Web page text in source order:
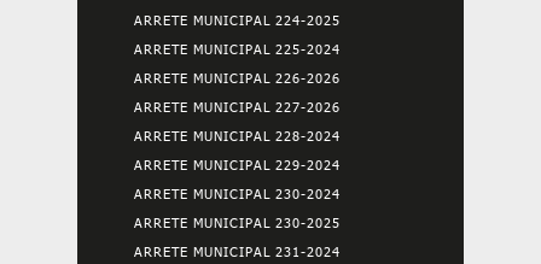
ARRETE MUNICIPAL 224-2025
ARRETE MUNICIPAL 225-2024
ARRETE MUNICIPAL 226-2026
ARRETE MUNICIPAL 227-2026
ARRETE MUNICIPAL 228-2024
ARRETE MUNICIPAL 229-2024
ARRETE MUNICIPAL 230-2024
ARRETE MUNICIPAL 230-2025
ARRETE MUNICIPAL 231-2024